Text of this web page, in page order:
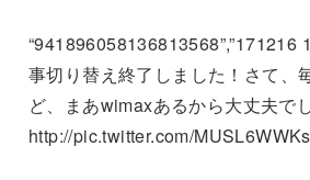
“941896058136813568”,”171216
事切り替え終了しました！さて、
ど、まあwimaxあるから大丈夫で
http://pic.twitter.com/